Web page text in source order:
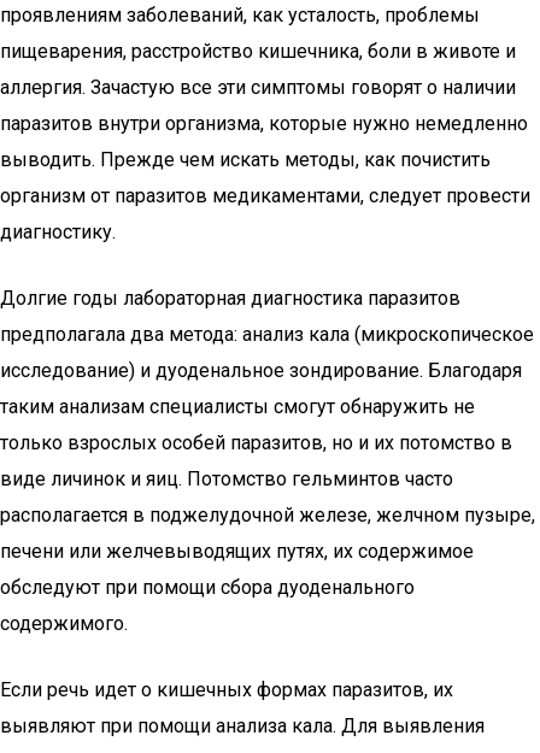
проявлениям заболеваний, как усталость, проблемы
пищеварения, расстройство кишечника, боли в животе и
аллергия. Зачастую все эти симптомы говорят о наличии
паразитов внутри организма, которые нужно немедленно
выводить. Прежде чем искать методы, как почистить
организм от паразитов медикаментами, следует провести
диагностику.
Долгие годы лабораторная диагностика паразитов
предполагала два метода: анализ кала (микроскопическое
исследование) и дуоденальное зондирование. Благодаря
таким анализам специалисты смогут обнаружить не
только взрослых особей паразитов, но и их потомство в
виде личинок и яиц. Потомство гельминтов часто
располагается в поджелудочной железе, желчном пузыре,
печени или желчевыводящих путях, их содержимое
обследуют при помощи сбора дуоденального
содержимого.
Если речь идет о кишечных формах паразитов, их
выявляют при помощи анализа кала. Для выявления